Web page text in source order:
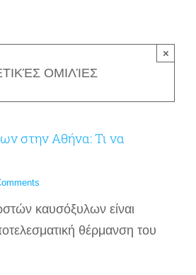
ΟΜΙΛΊΕΣ
×
στην Αθήνα: Τι να
καυσόξυλων είναι
θέρμανση του